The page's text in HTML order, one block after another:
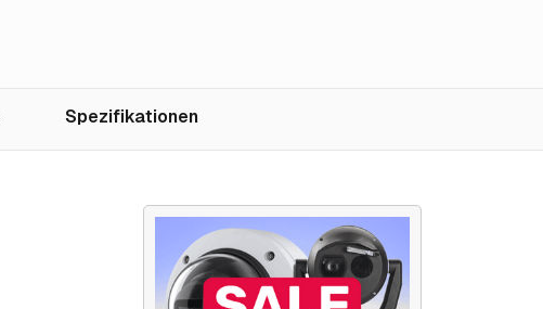
Spezifikationen